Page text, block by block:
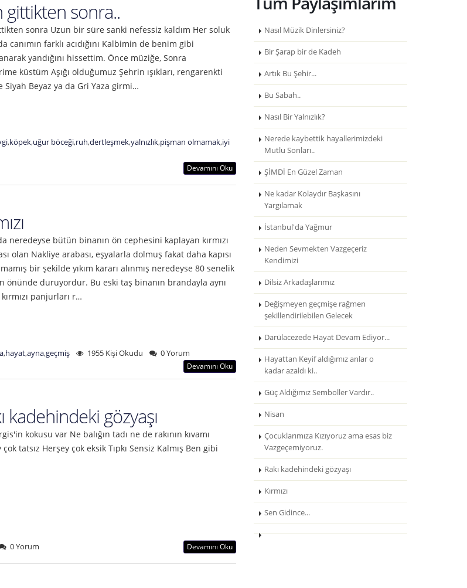
gittikten sonra..
sonra Uzun bir süre sanki nefessiz kaldım Her soluk
canımın farklı acıdığını Kalbimin de benim gibi
yandığını hissettim. Önce müziğe, Sonra
küstüm Aşığı olduğumuz Şehrin ışıkları, rengarenkti
Siyah Beyaz ya da Gri Yaza girmi…
,köpek,uğur böceği,ruh,dertleşmek,yalnızlık,pişman olmamak,iyi
Devamını Oku
neredeyse bütün binanın ön cephesini kaplayan kırmızı
olan Nakliye arabası, eşyalarla dolmuş fakat daha kapısı
bir şekilde yıkım kararı alınmış neredeyse 80 senelik
önünde duruyordur. Bu eski taş binanın brandayla aynı
panjurları r…
,hayat,ayna,geçmiş 1955 Kişi Okudu
0 Yorum
Devamını Oku
kadehindeki gözyaşı
kokusu var Ne balığın tadı ne de rakının kıvamı
çok tatsız Herşey çok eksik Tıpkı Sensiz Kalmış Ben gibi
0 Yorum Devamını Oku
Nasıl Müzik Dinlersiniz?
Bir Şarap bir de Kadeh
Artık Bu Şehir...
Bu Sabah..
Nasıl Bir Yalnızlık?
Nerede kaybettik hayallerimizdeki
Mutlu Sonları..
ŞİMDİ En Güzel Zaman
Ne kadar Kolaydır Başkasını
Yargılamak
İstanbul'da Yağmur
Neden Sevmekten Vazgeçeriz
Kendimizi
Dilsiz Arkadaşlarımız
Değişmeyen geçmişe rağmen
şekillendirilebilen Gelecek
Darülacezede Hayat Devam Ediyor...
Hayattan Keyif aldığımız anlar o
kadar azaldı ki..
Güç Aldığımız Semboller Vardır..
Nisan
Çocuklarımıza Kızıyoruz ama esas biz
Vazgeçemiyoruz.
Rakı kadehindeki gözyaşı
Kırmızı
Sen Gidince...